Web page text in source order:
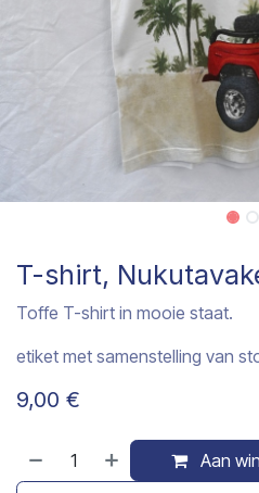
T-shirt,
Toffe T-shirt in mooie staat.
etiket met samenstelling van
9,00 €
Aan